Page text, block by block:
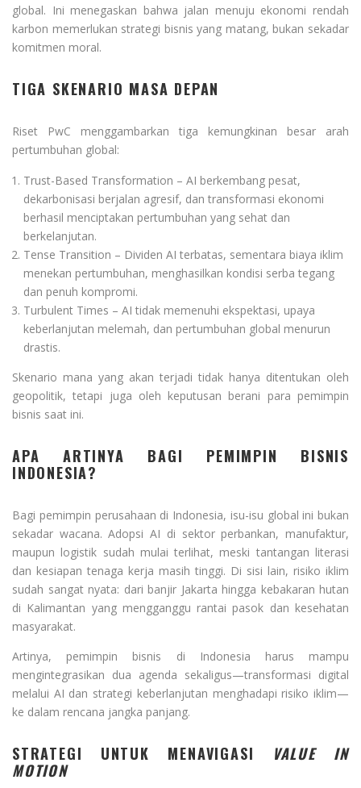
global. Ini menegaskan bahwa jalan menuju ekonomi rendah
karbon memerlukan strategi bisnis yang matang, bukan sekadar
komitmen moral.
TIGA SKENARIO MASA DEPAN
Riset PwC menggambarkan tiga kemungkinan besar arah
pertumbuhan global:
Trust-Based Transformation – AI berkembang pesat,
dekarbonisasi berjalan agresif, dan transformasi ekonomi
berhasil menciptakan pertumbuhan yang sehat dan
berkelanjutan.
Tense Transition – Dividen AI terbatas, sementara biaya iklim
menekan pertumbuhan, menghasilkan kondisi serba tegang
dan penuh kompromi.
Turbulent Times – AI tidak memenuhi ekspektasi, upaya
keberlanjutan melemah, dan pertumbuhan global menurun
drastis.
Skenario mana yang akan terjadi tidak hanya ditentukan oleh
geopolitik, tetapi juga oleh keputusan berani para pemimpin
bisnis saat ini.
APA ARTINYA BAGI PEMIMPIN BISNIS
INDONESIA?
Bagi pemimpin perusahaan di Indonesia, isu-isu global ini bukan
sekadar wacana. Adopsi AI di sektor perbankan, manufaktur,
maupun logistik sudah mulai terlihat, meski tantangan literasi
dan kesiapan tenaga kerja masih tinggi. Di sisi lain, risiko iklim
sudah sangat nyata: dari banjir Jakarta hingga kebakaran hutan
di Kalimantan yang mengganggu rantai pasok dan kesehatan
masyarakat.
Artinya, pemimpin bisnis di Indonesia harus mampu
mengintegrasikan dua agenda sekaligus—transformasi digital
melalui AI dan strategi keberlanjutan menghadapi risiko iklim—
ke dalam rencana jangka panjang.
STRATEGI UNTUK MENAVIGASI
VALUE IN
MOTION